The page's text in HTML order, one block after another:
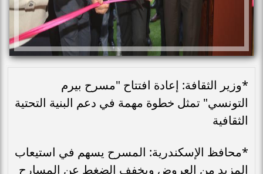
*وزير الثقافة: إعادة افتتاح "مسرح بيرم
التونسي" تمثل خطوة مهمة في دعم البنية التحتية
الثقافية
*محافظ الإسكندرية: المسرح يسهم في استيعاب
المزيد من العروض ويخفف الضغط عن المسارح